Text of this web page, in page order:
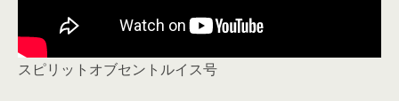
スピリットオブセントルイス号